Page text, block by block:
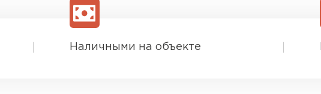
Наличными на объекте